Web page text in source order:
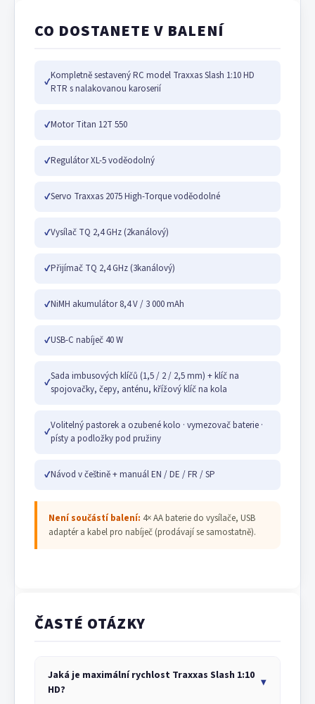
CO DOSTANETE V BALENÍ
✓
Kompletně sestavený RC model Traxxas Slash 1:10 HD
RTR s nalakovanou karoserií
✓Motor Titan 12T 550
✓Regulátor XL-5 voděodolný
✓Servo Traxxas 2075 High-Torque voděodolné
✓Vysílač TQ 2,4 GHz (2kanálový)
✓Přijímač TQ 2,4 GHz (3kanálový)
✓NiMH akumulátor 8,4 V / 3 000 mAh
✓USB-C nabíječ 40 W
✓
Sada imbusových klíčů (1,5 / 2 / 2,5 mm) + klíč na
spojovačky, čepy, anténu, křížový klíč na kola
✓
Volitelný pastorek a ozubené kolo · vymezovač baterie ·
písty a podložky pod pružiny
✓Návod v češtině + manuál EN / DE / FR / SP
Není součástí balení: 4× AA baterie do vysílače, USB
adaptér a kabel pro nabíječ (prodávají se samostatně).
ČASTÉ OTÁZKY
Jaká je maximální rychlost Traxxas Slash 1:10
HD?
▼